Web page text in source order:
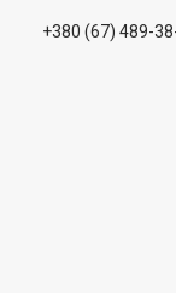
+380 (67) 489-